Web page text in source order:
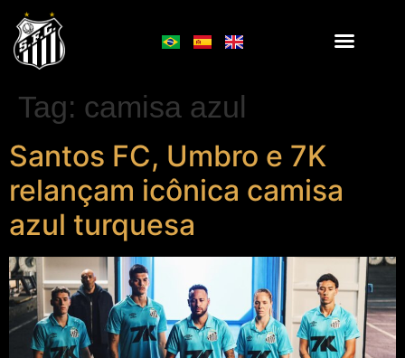
Tag: camisa azul
Santos FC, Umbro e 7K
relançam icônica camisa
azul turquesa